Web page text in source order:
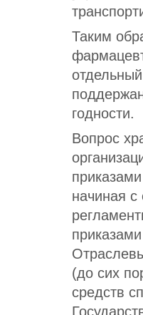
Таким
годности.
Вопрос
начиная с
(до сих
средств